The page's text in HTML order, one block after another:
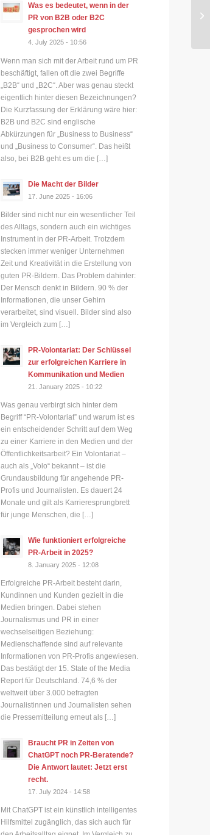
Was es bedeutet, wenn in der
PR von B2B oder B2C
gesprochen wird
4. July 2025 - 10:56
Wenn man sich mit der Arbeit rund um PR
beschäftigt, fallen oft die zwei Begriffe
„B2B“ und „B2C“. Aber was genau steckt
eigentlich hinter diesen Bezeichnungen?
Die Kurzfassung der Erklärung wäre hier:
B2B und B2C sind englische
Abkürzungen für „Business to Business“
und „Business to Consumer“. Das heißt
also, bei B2B geht es um die […]
Die Macht der Bilder
17. June 2025 - 16:06
Bilder sind nicht nur ein wesentlicher Teil
des Alltags, sondern auch ein wichtiges
Instrument in der PR-Arbeit. Trotzdem
stecken immer weniger Unternehmen
Zeit und Kreativität in die Erstellung von
guten PR-Bildern. Das Problem dahinter:
Der Mensch denkt in Bildern. 90 % der
Informationen, die unser Gehirn
verarbeitet, sind visuell. Bilder sind also
im Vergleich zum […]
PR-Volontariat: Der Schlüssel
zur erfolgreichen Karriere in
Kommunikation und Medien
21. January 2025 - 10:22
Was genau verbirgt sich hinter dem
Begriff “PR-Volontariat” und warum ist es
ein entscheidender Schritt auf dem Weg
zu einer Karriere in den Medien und der
Öffentlichkeitsarbeit? Ein Volontariat –
auch als „Volo“ bekannt – ist die
Grundausbildung für angehende PR-
Profis und Journalisten. Es dauert 24
Monate und gilt als Karrieresprungbrett
für junge Menschen, die […]
Wie funktioniert erfolgreiche
PR-Arbeit in 2025?
8. January 2025 - 12:08
Erfolgreiche PR-Arbeit besteht darin,
Kundinnen und Kunden gezielt in die
Medien bringen. Dabei stehen
Journalismus und PR in einer
wechselseitigen Beziehung:
Medienschaffende sind auf relevante
Informationen von PR-Profis angewiesen.
Das bestätigt der 15. State of the Media
Report für Deutschland. 74,6 % der
weltweit über 3.000 befragten
Journalistinnen und Journalisten sehen
die Pressemitteilung erneut als […]
Braucht PR in Zeiten von
ChatGPT noch PR-Beratende?
Die Antwort lautet: Jetzt erst
recht.
17. July 2024 - 14:58
Mit ChatGPT ist ein künstlich intelligentes
Hilfsmittel zugänglich, das sich auch für